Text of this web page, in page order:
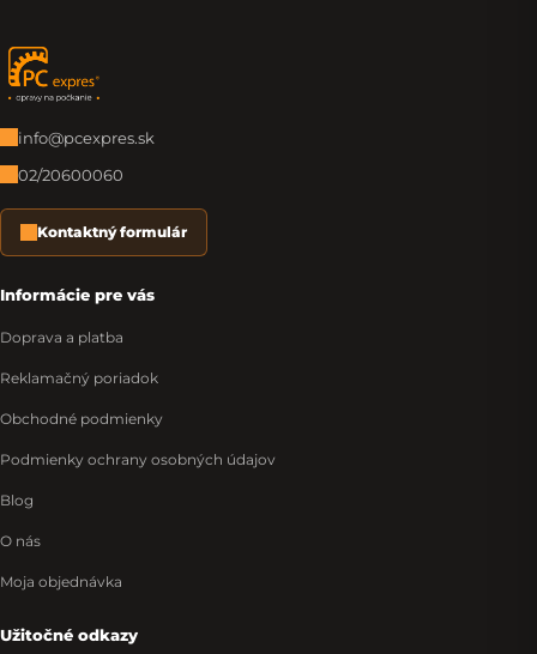
Zápätie
info@pcexpres.sk
02/20600060
Kontaktný formulár
Informácie pre vás
Doprava a platba
Reklamačný poriadok
Obchodné podmienky
Podmienky ochrany osobných údajov
Blog
O nás
Moja objednávka
Užitočné odkazy